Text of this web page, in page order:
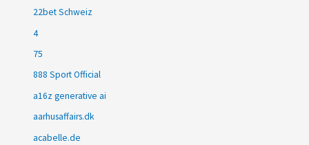
22bet Schweiz
4
75
888 Sport Official
a16z generative ai
aarhusaffairs.dk
acabelle.de